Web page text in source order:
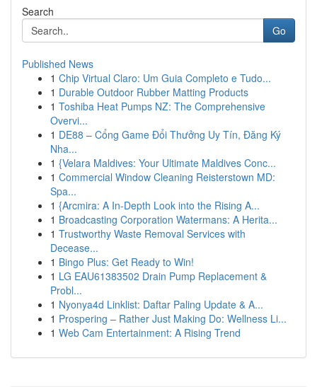
Search
Go
Published News
1 Chip Virtual Claro: Um Guia Completo e Tudo...
1 Durable Outdoor Rubber Matting Products
1 Toshiba Heat Pumps NZ: The Comprehensive
Overvi...
1 DE88 – Cổng Game Đổi Thưởng Uy Tín, Đăng Ký
Nha...
1 {Velara Maldives: Your Ultimate Maldives Conc...
1 Commercial Window Cleaning Reisterstown MD:
Spa...
1 {Arcmira: A In-Depth Look into the Rising A...
1 Broadcasting Corporation Watermans: A Herita...
1 Trustworthy Waste Removal Services with
Decease...
1 Bingo Plus: Get Ready to Win!
1 LG EAU61383502 Drain Pump Replacement &
Probl...
1 Nyonya4d Linklist: Daftar Paling Update & A...
1 Prospering – Rather Just Making Do: Wellness Li...
1 Web Cam Entertainment: A Rising Trend